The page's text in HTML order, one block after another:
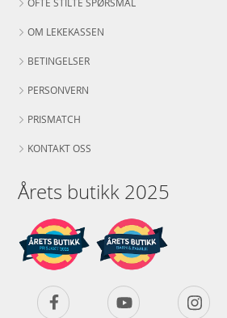
OFTE STILTE SPØRSMÅL
OM LEKEKASSEN
BETINGELSER
PERSONVERN
PRISMATCH
KONTAKT OSS
Årets butikk 2025